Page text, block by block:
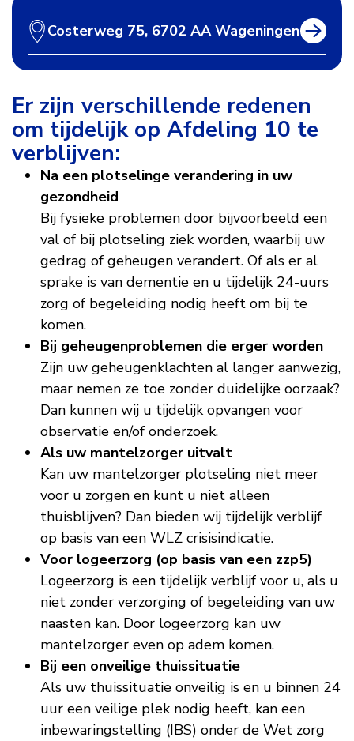
Costerweg 75, 6702 AA Wageningen
Er zijn verschillende redenen
om tijdelijk op Afdeling 10 te
verblijven:
Na een plotselinge verandering in uw
gezondheid
Bij fysieke problemen door bijvoorbeeld een
val of bij plotseling ziek worden, waarbij uw
gedrag of geheugen verandert. Of als er al
sprake is van dementie en u tijdelijk 24-uurs
zorg of begeleiding nodig heeft om bij te
komen.
Bij geheugenproblemen die erger worden
Zijn uw geheugenklachten al langer aanwezig,
maar nemen ze toe zonder duidelijke oorzaak?
Dan kunnen wij u tijdelijk opvangen voor
observatie en/of onderzoek.
Als uw mantelzorger uitvalt
Kan uw mantelzorger plotseling niet meer
voor u zorgen en kunt u niet alleen
thuisblijven? Dan bieden wij tijdelijk verblijf
op basis van een WLZ crisisindicatie.
Voor logeerzorg (op basis van een zzp5)
Logeerzorg is een tijdelijk verblijf voor u, als u
niet zonder verzorging of begeleiding van uw
naasten kan. Door logeerzorg kan uw
mantelzorger even op adem komen.
Bij een onveilige thuissituatie
Als uw thuissituatie onveilig is en u binnen 24
uur een veilige plek nodig heeft, kan een
inbewaringstelling (IBS) onder de Wet zorg